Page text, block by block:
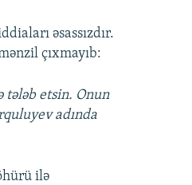
əsassızdır.
çıxmayıb:
tələb etsin. Onun
adında
ilə